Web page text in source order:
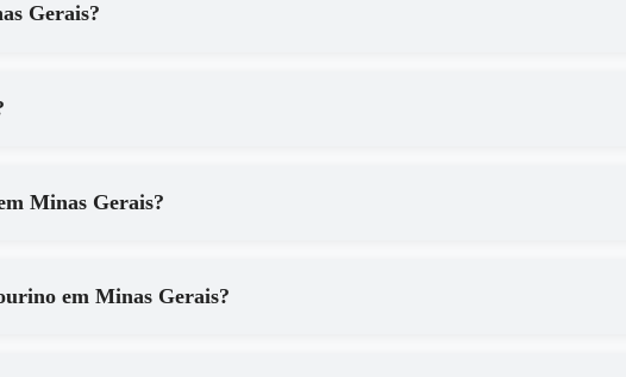
Gerais?
Minas Gerais?
em Minas Gerais?